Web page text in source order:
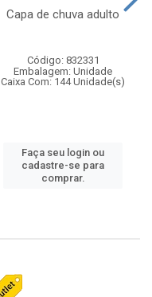
Capa de chuva adulto
Código: 832331
Embalagem: Unidade
Caixa Com: 144 Unidade(s)
Faça seu login ou
cadastre-se para
comprar.